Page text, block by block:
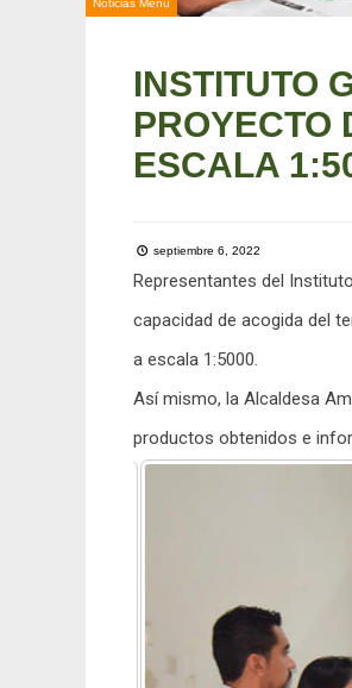
Noticias Menu
INSTITUTO
PROYECTO
ESCALA
septiembre 6, 2022
Representantes del
capacidad de acogida del
a escala 1:5000.
Así mismo, la Alcaldesa
productos obtenidos e